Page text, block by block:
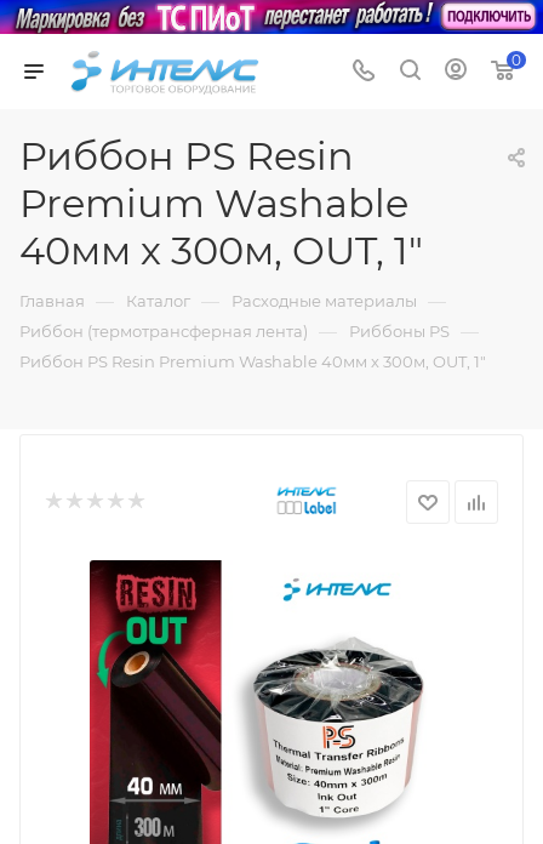
0
Риббон PS Resin
Premium Washable
40мм х 300м, OUT, 1"
Главная — Каталог — Расходные материалы —
Риббон (термотрансферная лента) — Риббоны PS —
Риббон PS Resin Premium Washable 40мм х 300м, OUT, 1"